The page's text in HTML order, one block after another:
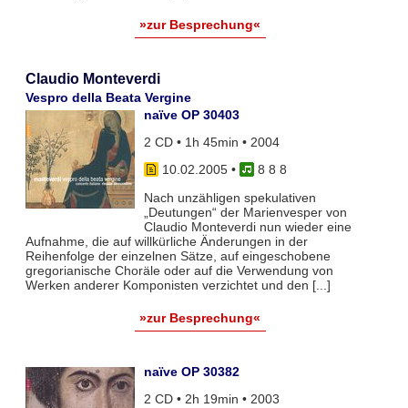
»zur Besprechung«
Claudio Monteverdi
Vespro della Beata Vergine
naïve OP 30403
2 CD • 1h 45min • 2004
10.02.2005•
8 8 8
Nach unzähligen spekulativen
„Deutungen“ der Marienvesper von
Claudio Monteverdi nun wieder eine
Aufnahme, die auf willkürliche Änderungen in der
Reihenfolge der einzelnen Sätze, auf eingeschobene
gregorianische Choräle oder auf die Verwendung von
Werken anderer Komponisten verzichtet und den [...]
»zur Besprechung«
naïve OP 30382
2 CD • 2h 19min • 2003